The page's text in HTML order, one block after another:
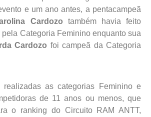
e um ano antes, a pentacampeã
Cardozo também havia feito
pela Categoria Feminino enquanto sua
Cardozo foi campeã da Categoria
realizadas as categorias Feminino e
de 11 anos ou menos, que
o ranking do Circuito RAM ANTT,